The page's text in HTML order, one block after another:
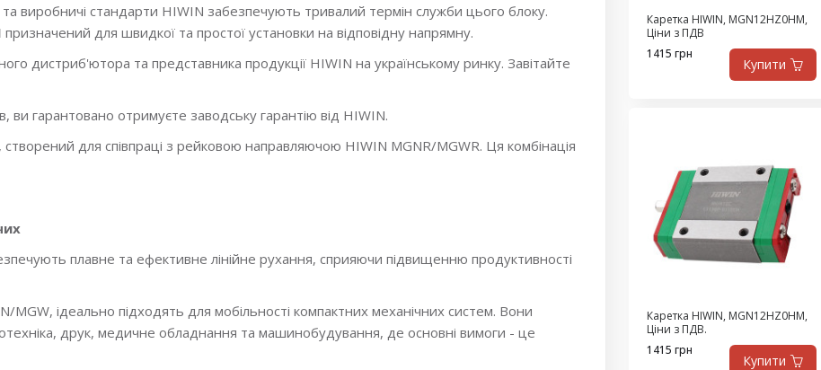
та виробничі стандарти HIWIN забезпечують тривалий термін служби цього блоку.
призначений для швидкої та простої установки на відповідну напрямну.
дистриб'ютора та представника продукції HIWIN на українському ринку. Завітайте
гарантовано отримуєте заводську гарантію від HIWIN.
для співпраці з рейковою направляючою HIWIN MGNR/MGWR. Ця комбінація
плавне та ефективне лінійне рухання, сприяючи підвищенню продуктивності
MGW, ідеально підходять для мобільності компактних механічних систем. Вони
друк, медичне обладнання та машинобудування, де основні вимоги - це
Каретка HIWIN, MGN12HZ0HM,
Ціни з ПДВ
1415 грн
Купити
Каретка HIWIN, MGN12HZ0HM,
Ціни з ПДВ.
1415 грн
Купити